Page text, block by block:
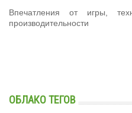
Впечатления от игры,
производительности
ОБЛАКО ТЕГОВ